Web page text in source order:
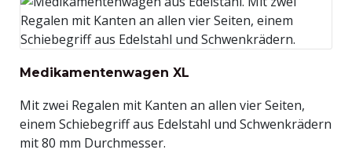
Medikamentenwagen XL
Mit zwei Regalen mit Kanten an allen vier Seiten,
einem Schiebegriff aus Edelstahl und Schwenkrädern
mit 80 mm Durchmesser.